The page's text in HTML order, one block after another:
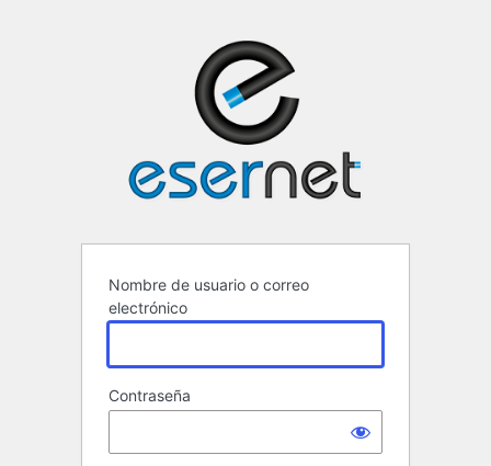
Nombre de usuario o correo
electrónico
Contraseña